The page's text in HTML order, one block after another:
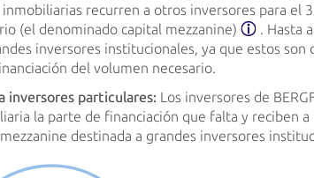
recurren a otros inversores para el
(el denominado capital mezzanine)
. Hasta
inversores institucionales, ya que estos son
del volumen necesario.
inversores particulares: Los inversores de
la parte de financiación que falta y reciben a
destinada a grandes inversores